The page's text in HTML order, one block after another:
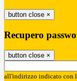
button close ×
Recupero
button close ×
all'indirizzo indicato con